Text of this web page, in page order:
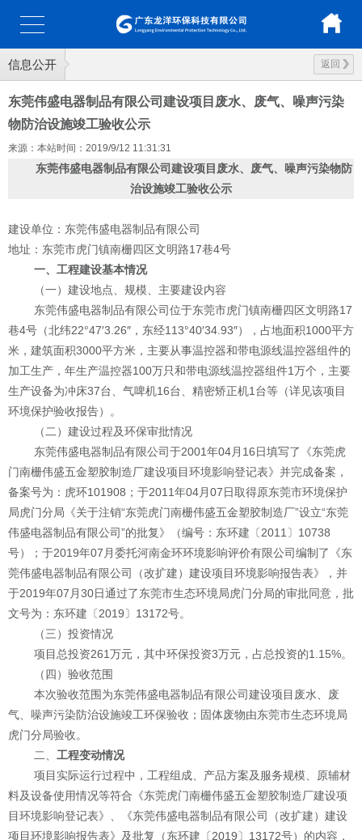
信息公开 返回
东莞伟盛电器制品有限公司建设项目废水、废气、噪声污染
物防治设施竣工验收公示
来源：本站时间：2019/9/12 11:31:31
东莞伟盛电器制品有限公司建设项目废水、废气、噪声污染物防
治设施竣工验收公示
建设单位： 东莞伟盛电器制品有限公司
地址： 东莞市虎门镇南栅四区文明路17巷4号
一、工程建设基本情况
（一）建设地点、规模、主要建设内容
东莞伟盛电器制品有限公司位于东莞市虎门镇南栅四区文明路17
巷4号（北纬22°47′3.26″ ，东经113°40′34.93″），占地面积1000平方
米，建筑面积3000平方米，主要从事温控器和带电源线温控器组件的
加工生产，年生产温控器100万只和带电源线温控器组件1万个，主要
生产设备为冲床37台、气啤机16台 、精密矫正机1 台等 （详见该项目
环境保护验收报告）
。
（ 二 ） 建设过程及环保审批情况
东莞伟盛电器制品有限公司于2001年04月 16日填写了《东莞虎
门南栅伟盛五金塑胶制造厂建设项目环境影响登记表》并完成备案，
备案号为：虎环101908 ；于201 1年04月07日取得原东莞市环境保护
局虎门分局《关于注销“东莞虎门南栅伟盛五金塑胶制造厂”设立“东莞
伟盛电器制品有限公司”的批复》（编号：东环建〔2011 〕 10738
号）；于2019年07 月委托河南金环环境影响评价有限公司编制了《东
莞伟盛电器制品有限公司（改扩建）建设项目环境影响报告表》，并
于2019年07 月30日通过了东莞市生态环境局虎门分局的审批同意，批
文号为：东环建〔2019〕 13172号。
（三） 投资情况
项目总投资261万元，其中环保投资3万元，占总投资的1.15%。
（四）验收范围
本次验收范围为东莞伟盛电器制品有限公司建设项目废水、废
气、噪声污染防治设施竣工环保验收；固体废物由东莞市生态环境局
虎门分局验收。
二、工程变动情况
项目实际运行过程中，工程组成、产品方案及服务规模、原辅材
料及设备使用情况等符合 《东莞虎门南栅伟盛五金塑胶制造厂建设项
目环境影响登记表》
、《东莞伟盛电器制品有限公司
（改扩建）建设
项目环境影响报告表》及批复（东环建 〔2019〕 13172号）的内容，